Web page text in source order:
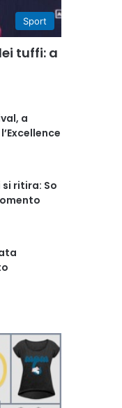
Sport
tuffi: a
a
ritira: So